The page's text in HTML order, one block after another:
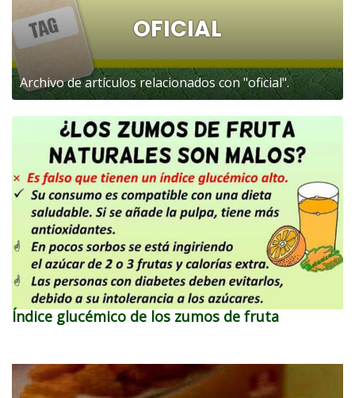
OFICIAL
Archivo de artículos relacionados con "oficial".
Índice glucémico de los zumos de fruta